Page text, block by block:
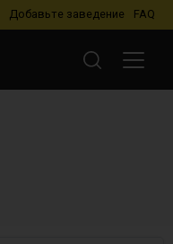
Добавьте заведение FAQ